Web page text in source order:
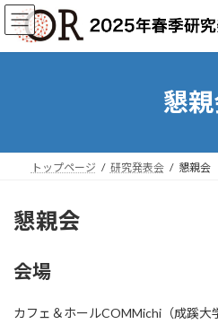
コ
ン
ッ
ナ
ビ
移
懇
トップページ 研究発表会 懇親会
懇親会
会場
カフェ＆ホールCOMMichi（成蹊大